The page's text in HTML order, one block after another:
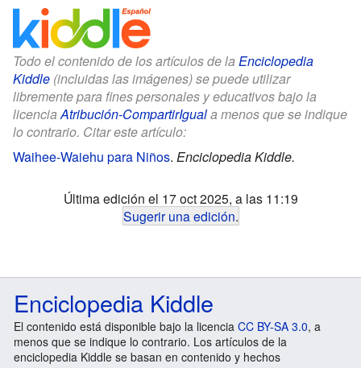
Todo el contenido de los artículos de la Enciclopedia
Kiddle (incluidas las imágenes) se puede utilizar
libremente para fines personales y educativos bajo la
licenciaAtribución-CompartirIguala menos que se indique
lo contrario. Citar este artículo:
Waihee-Waiehu para Niños. Enciclopedia Kiddle.
Última edición el 17 oct 2025, a las 11:19
Sugerir una edición.
Enciclopedia Kiddle
El contenido está disponible bajo la licencia CC BY-SA 3.0, a
menos que se indique lo contrario. Los artículos de la
enciclopedia Kiddle se basan en contenido y hechos